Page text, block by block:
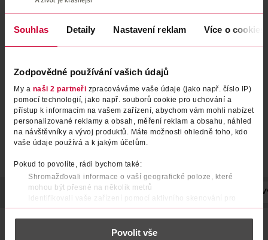
Souhlas Detaily Nastavení reklam Více o cookies
Zodpovědné používání vašich údajů
My a naši 2 partneři zpracováváme vaše údaje (jako např. číslo IP)
pomocí technologií, jako např. souborů cookie pro uchování a
přístup k informacím na vašem zařízení, abychom vám mohli nabízet
personalizované reklamy a obsah, měření reklam a obsahu, náhled
na návštěvníky a vývoj produktů. Máte možnosti ohledně toho, kdo
vaše údaje používá a k jakým účelům.
Pokud to povolíte, rádi bychom také:
Shromažďovali informace o vaší geografické poloze, které
mohou být přesné na několik metrů
Identifikovali vaše zařízení pomocí aktivního skenování pro
konkrétní charakteristiky (otisk prstu)
Zjistěte více o tom, jak zpracováváme vaše osobní údaje, a nastavte
části s podrobnostmi . Svůj souhlas můžete kdykoliv
Povolit vše
Mikrojehličkový booster
DO KOŠÍKU
Obj. č.: 1312843
Mikrojehličkový booster
DO KOŠÍKU
POPIS POUŽITÍ SLOŽENÍ
navržená pro použití každé tři dny. Díky rychle se